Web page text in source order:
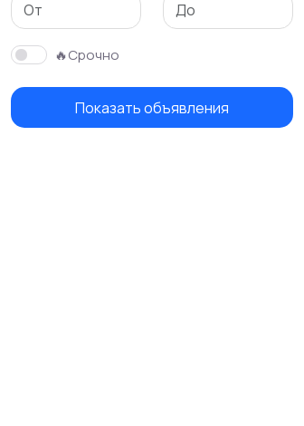
🔥Срочно
Показать объявления